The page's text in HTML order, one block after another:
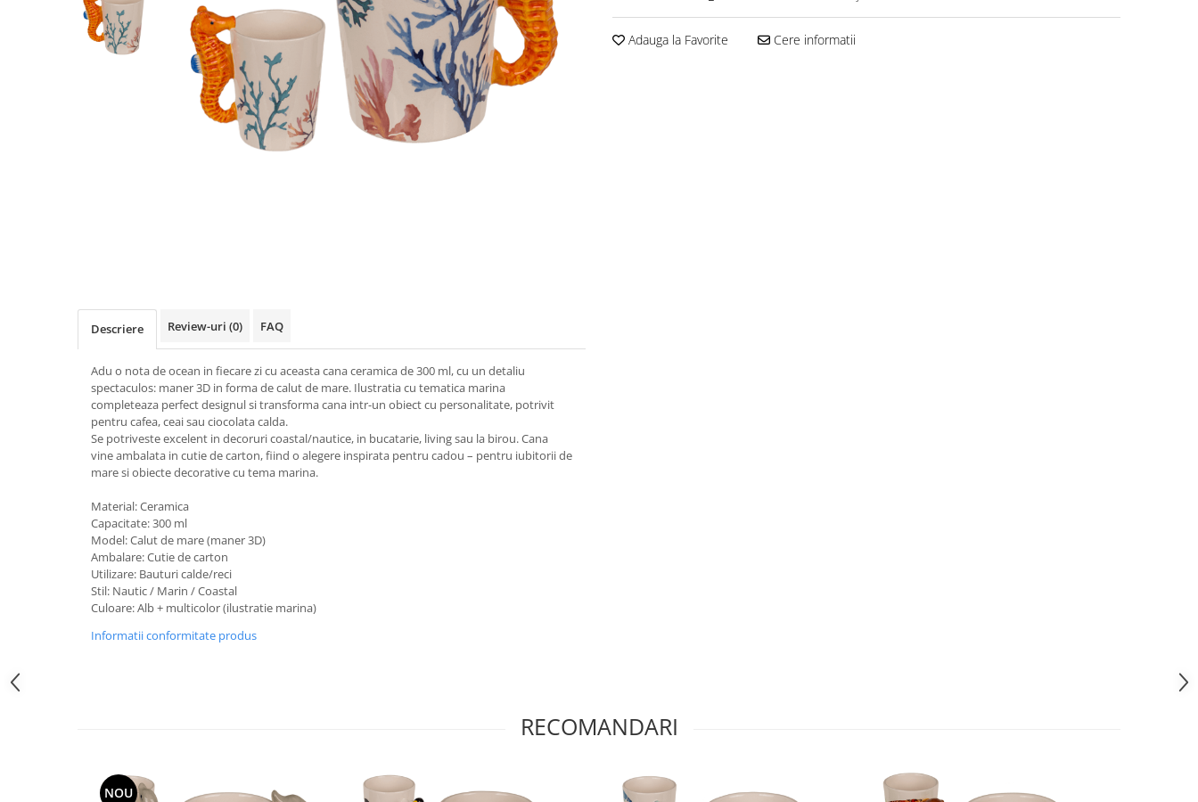
Barci, vapoare, ambarcatiuni
Adauga la Favorite Cere informatii
Descriere Review-uri (0) FAQ
Adu o nota de ocean in fiecare zi cu aceasta cana ceramica de 300 ml, cu un detaliu
spectaculos: maner 3D in forma de calut de mare. Ilustratia cu tematica marina
completeaza perfect designul si transforma cana intr-un obiect cu personalitate, potrivit
pentru cafea, ceai sau ciocolata calda.
Se potriveste excelent in decoruri coastal/nautice, in bucatarie, living sau la birou. Cana
vine ambalata in cutie de carton, fiind o alegere inspirata pentru cadou – pentru iubitorii de
mare si obiecte decorative cu tema marina.
Material: Ceramica
Capacitate: 300 ml
Model: Calut de mare (maner 3D)
Ambalare: Cutie de carton
Utilizare: Bauturi calde/reci
Stil: Nautic / Marin / Coastal
Culoare: Alb + multicolor (ilustratie marina)
Informatii conformitate produs
RECOMANDARI
NOU